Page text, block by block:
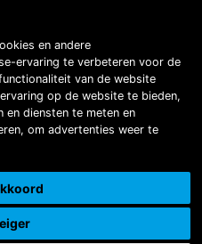
Klachten
byBO Creator DXP®
en andere
ervaring te verbeteren voor de
van de website
op de website te bieden,
en diensten te meten en
, om advertenties weer te